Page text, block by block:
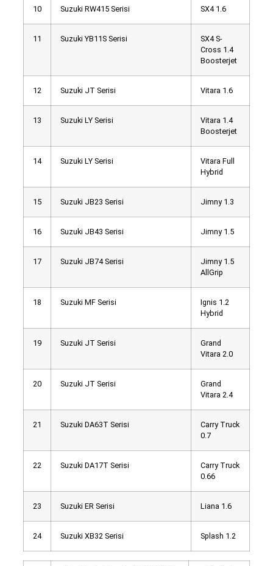
10 Suzuki RW415 Serisi SX4 1.6
11 Suzuki YB11S Serisi
SX4 S-
Cross 1.4
Boosterjet
12 Suzuki JT Serisi Vitara 1.6
13 Suzuki LY Serisi
Vitara 1.4
Boosterjet
14 Suzuki LY Serisi
Vitara Full
Hybrid
15 Suzuki JB23 Serisi Jimny 1.3
16 Suzuki JB43 Serisi Jimny 1.5
17 Suzuki JB74 Serisi
Jimny 1.5
AllGrip
18 Suzuki MF Serisi
Ignis 1.2
Hybrid
19 Suzuki JT Serisi
Grand
Vitara 2.0
20 Suzuki JT Serisi
Grand
Vitara 2.4
21 Suzuki DA63T Serisi
Carry Truck
0.7
22 Suzuki DA17T Serisi
Carry Truck
0.66
23 Suzuki ER Serisi Liana 1.6
24 Suzuki XB32 Serisi Splash 1.2